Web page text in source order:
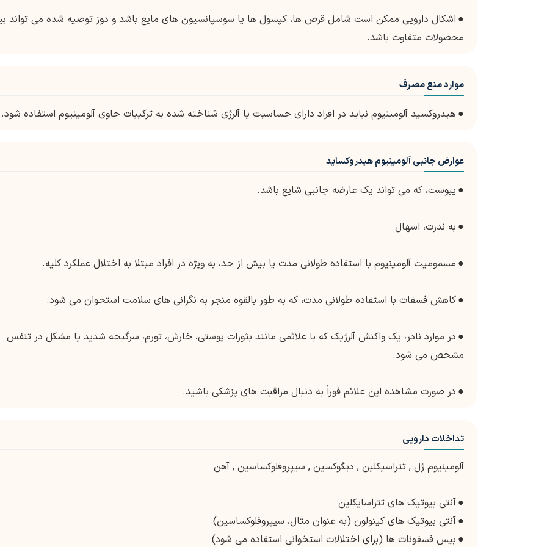
● اشکال دارویی ممکن است شامل قرص ها، کپسول ها یا سوسپانسیون های مایع باشد و دوز توصیه شده می تواند
محصولات متفاوت باشد.
موارد منع مصرف
● هیدروکسید آلومینیوم نباید در افراد دارای حساسیت یا آلرژی شناخته شده به ترکیبات حاوی آلومینیوم استفاده شود.
عوارض جانبی آلومینیوم هیدروکساید
● یبوست، که می تواند یک عارضه جانبی شایع باشد.
● به ندرت، اسهال
● مسمومیت آلومینیوم با استفاده طولانی مدت یا بیش از حد، به ویژه در افراد مبتلا به اختلال عملکرد کلیه.
●کاهش فسفات با استفاده طولانی مدت، که به طور بالقوه منجر به نگرانی های سلامت استخوان می شود.
● در موارد نادر، یک واکنش آلرژیک که با علائمی مانند بثورات پوستی، خارش، تورم، سرگیجه شدید یا مشکل در تنفس
مشخص می شود.
● در صورت مشاهده این علائم فوراً به دنبال مراقبت های پزشکی باشید.
تداخلات دارویی
آلومینیوم ژل , تتراسیکلین , دیگوکسین , سیپروفلوکساسین , آهن
●آنتی بیوتیک های تتراسایکلین
●آنتی بیوتیک های کینولون (به عنوان مثال، سیپروفلوکساسین)
● بیس فسفونات ها (برای اختلالات استخوانی استفاده می شود)